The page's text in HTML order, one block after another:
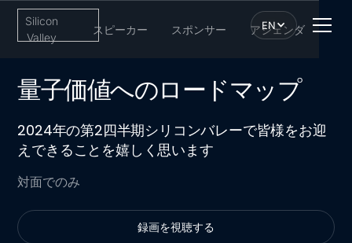
EN
Silicon
Valley
スピーカー スポンサー アジェンダ
量子価値へのロードマップ
2024年の第2四半期シリコンバレーで皆様をお迎
えできることを嬉しく思います
対面でのみ
録画を視聴する